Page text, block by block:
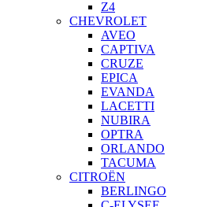
Z4
CHEVROLET
AVEO
CAPTIVA
CRUZE
EPICA
EVANDA
LACETTI
NUBIRA
OPTRA
ORLANDO
TACUMA
CITROËN
BERLINGO